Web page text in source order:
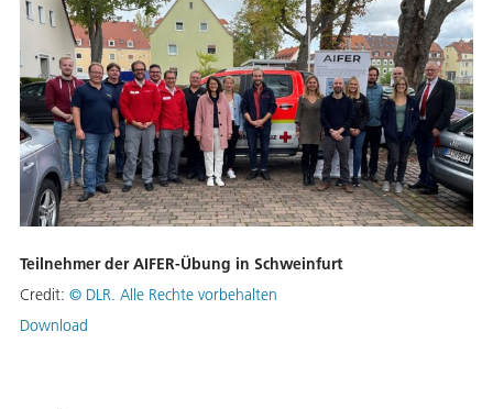
Teilnehmer der AIFER-Übung in Schweinfurt
Credit: © DLR. Alle Rechte vorbehalten
Download